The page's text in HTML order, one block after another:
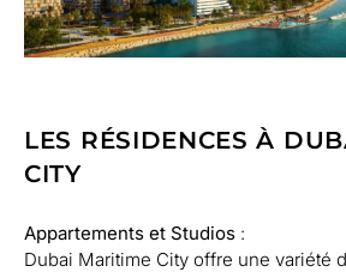
LES RÉSIDENCES À
CITY
Appartements et Studios :
Dubai Maritime City offre une variété